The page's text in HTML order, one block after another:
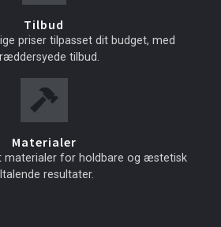
Tilbud
priser tilpasset dit budget, med
tilbud.
Materialer
materialer for holdbare og æstetisk
resultater.